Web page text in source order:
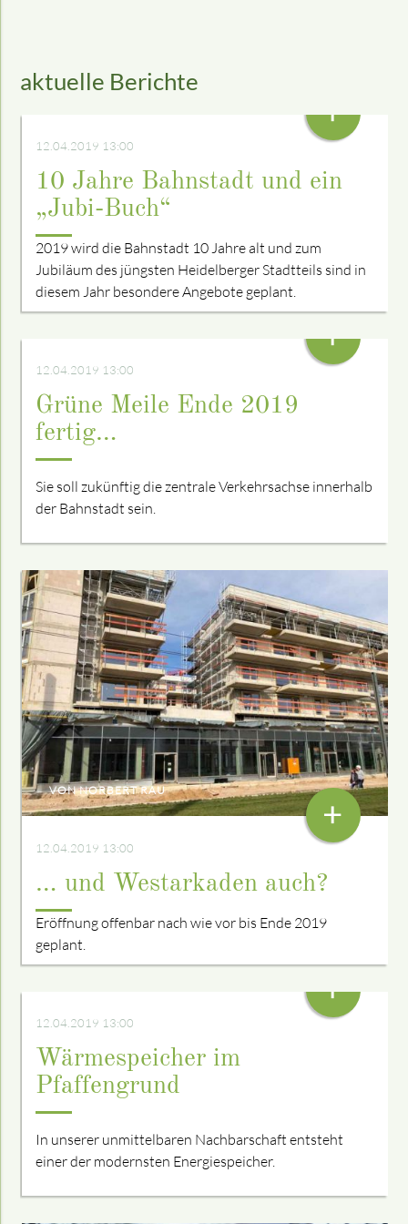
aktuelle Berichte
12.04.2019 13:00
10 Jahre Bahnstadt und ein
„Jubi-Buch“
2019 wird die Bahnstadt 10 Jahre alt und zum
Jubiläum des jüngsten Heidelberger Stadtteils sind in
diesem Jahr besondere Angebote geplant.
+
12.04.2019 13:00
Grüne Meile Ende 2019
fertig…
Sie soll zukünftig die zentrale Verkehrs­achse innerhalb
der Bahnstadt sein.
+
VON NORBERT RAU
12.04.2019 13:00
… und Westarkaden auch?
Eröffnung offenbar nach wie vor bis Ende 2019
geplant.
+
12.04.2019 13:00
Wärmespeicher im
Pfaffengrund
In unserer unmittelbaren Nachbarschaft entsteht
einer der modernsten Energie­speicher.
+